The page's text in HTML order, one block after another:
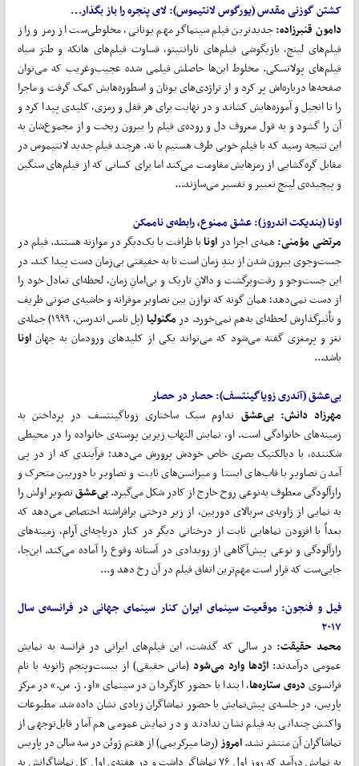
کشتن گوزنی مقدس(یورگوس لانتیموس): لای پنجره را باز بگذار...
دامون قنبرزاده:جدیدترین فیلم سینماگر مهم یونانی، مخلوطی‌ست از رمز و راز
فیلم‌های لینچ، بازیگوشی فیلم‌های تارانتینو، قساوت فیلم‌های هانکه و طنز سیاه
فیلم‌های پولانسکی. مخلوط این‌ها حاصلش فیلمی شده عجیب‌وغریب که می‌توان
صفحه‌ها درباره‌اش پر کرد و از تراژدی‌های یونان و اسطوره‌هایش کمک گرفت و ماجرا
را تا انجیل و آموزه‌هایش کشاند و در نهایت برای هر قفل و رمزی، کلیدی پیدا کرد و
آن را گشود و به قول معروف دل و روده‌ی فیلم را بیرون ریخت و از مجموع‌شان به
این نتیجه رسید که با فیلم خوبی طرف هستیم یا نه. هرچند فیلم جدید لانتیموس در
مقابل گره‌گشایی از رمزهایش مقاومت می‌کند اما برای کسانی که از فیلم‌های سنگین
و پیچیده‌ی لینچ تعبیر و تفسیر می‌سازند...
اونا(بندیکت اندروز): عشق ممنوع، رابطه‌ی ناممکن
مرتضی مؤمنی:همه‌ی اجزا در اونابا ظرافت با یک‌دیگر در موازنه هستند. فیلم در
جست‌وجوی بیرون شدن از بندِ زمان است تا به حقیقتی بی‌زمان دست پیدا کند. در
این جست‌وجو و رفت‌وبرگشت و دالانِ تاریک و بی‌امانِ زمان، لحظه‌ای تعادل خود را
از دست نمی‌دهد؛ همان گونه که توازن بین تصاویر موقرانه و حاشیه‌ی صوتی ظریف
و تأثیرگذارش لحظه‌ای به‌هم نمی‌خورد. در مگنولیا
(پل تامس اندرسن، ۱۹۹۹) جمله‌ی
نغز و پرمغزی گفته می‌شود که می‌تواند یکی از کلیدهای ورودمان به جهان اونا
باشد...
بیعشق(آندری زویاگینتسف): حصار در حصار
مهرزاد دانش: بیعشقتداوم سبک ساختاری زویاگینتسف در پرداختن به
زمینه‌های خانوادگی است. او، نمایش التهاب زیرین پوسته‌ی خانواده را در محیطی
شکننده، با دیالکتیک بصری خاص خودش پرورش می‌دهد؛ فرآیندی که از در پی
آمدن تصاویر با قاب‌های ایستا و میزانسن‌های ثابت و تصاویر با دوربین متحرک و
رازآلودگی معطوف به‌نوعی روح خارج از کادر شکل می‌گیرد.بیعشقتصویر اولش را
به نمایی از زاویه‌ی سربالای دوربین، از زیر درختی برافراشته اختصاص می‌دهد که
بعداً با افزودن نماهایی ثابت از درختانی دیگر در کنار دریاچه‌ای آرام، زمینه‌های
رازآلودگی و نوعی پیش‌آگاهی از رویدادی در آستانه وقوع را آماده می‌کند. این‌جا،
جایی‌ست که قرار است مهم‌ترین اتفاق فیلم در آن رخ دهد و...
فیل و فنجون: موقعیت سینمای ایران کنار سینمای جهانی در فرانسه‌ی سال
۲۰۱۷
محمد حقیقت: در سالی که گذشت، این فیلم‌های ایرانی در فرانسه به نمایش
عمومی درآمدند: اژدها وارد میشود(مانی حقیقی) از بیست‌وپنجم ژانویه با نام
فرانسویدره‌ی ستارهها، ابتدا با حضور کارگردان در سینمای «او. ژ. س.» در مرکز
پاریس، در جلسه‌ی پیش‌نمایش با حضور تماشاگران زیادی نشان داده شد. مطبوعات
واکنش چندانی به فیلم نشان ندادند و در نمایش عمومی هم آمار قابل‌توجهی از
تماشاگران آن منتشر نشد.امروز(رضا میرکریمی) از هفتم ژوئن در سه سالن در پاریس
به نمایش درآمد که روز اول ۷۶ تماشاگر داشت و در هفته‌ی اول کل تماشاگرانش به